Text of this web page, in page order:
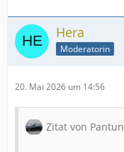
Hera
Moderatorin
20. Mai 2026 um 14:56
Zitat von Pantun